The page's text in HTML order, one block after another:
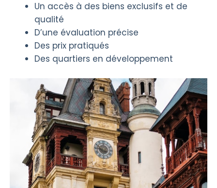
Un accès à des biens exclusifs et de
qualité
D’une évaluation précise
Des prix pratiqués
Des quartiers en développement